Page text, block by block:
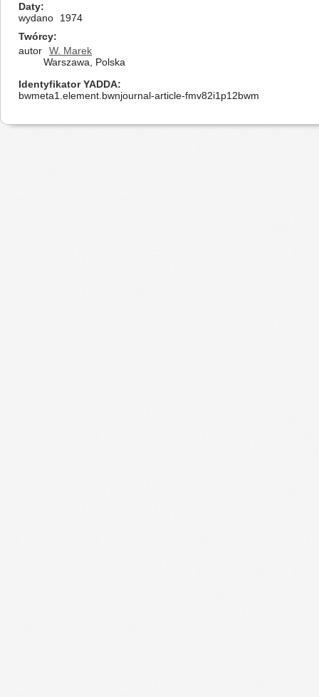
Daty
wydano
1974
Twórcy
autor
W. Marek
Warszawa, Polska
Identyfikator YADDA
bwmeta1.element.bwnjournal-article-fmv82i1p12bwm